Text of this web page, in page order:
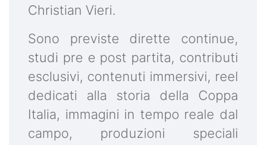
Christian Vieri.
Sono previste dirette continue,
studi pre e post partita, contributi
esclusivi, contenuti immersivi, reel
dedicati alla storia della Coppa
Italia, immagini in tempo reale dal
campo, produzioni speciali